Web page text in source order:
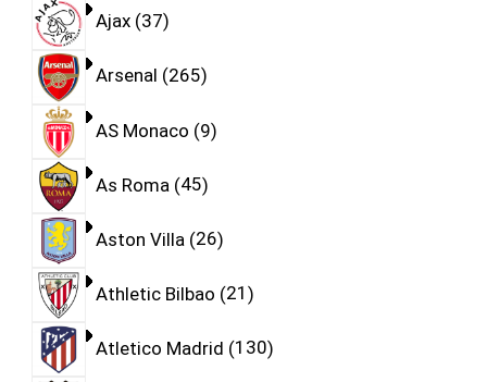
Ajax 37
Arsenal 265
AS Monaco 9
As Roma 45
Aston Villa 26
Athletic Bilbao 21
Atletico Madrid 130